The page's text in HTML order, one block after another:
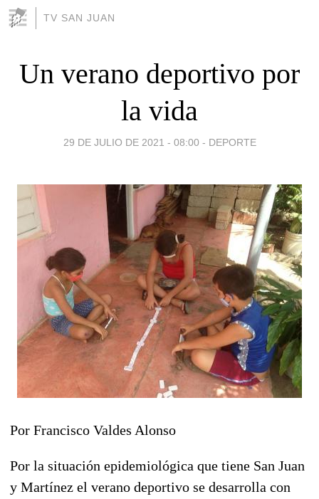
TV SAN JUAN
Un verano deportivo por
la vida
29 DE JULIO DE 2021 - 08:00 - DEPORTE
Por Francisco Valdes Alonso
Por la situación epidemiológica que tiene San Juan
y Martínez el verano deportivo se desarrolla con